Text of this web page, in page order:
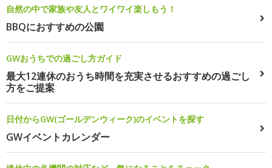
自然の中で家族や友人とワイワイ楽しもう！
BBQにおすすめの公園
GWおうちでの過ごし方ガイド
最大12連休のおうち時間を充実させるおすすめの過ごし
方をご提案
日付からGW(ゴールデンウィーク)のイベントを探す
GWイベントカレンダー